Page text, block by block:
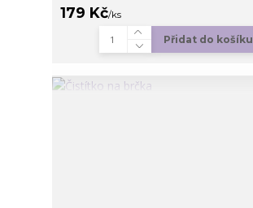
179 Kč/ks
Přidat do košíku